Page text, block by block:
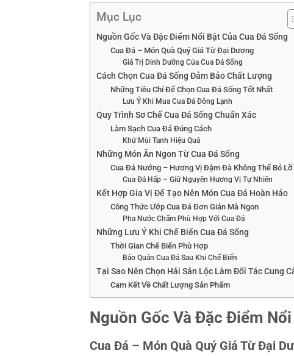
Mục Lục
Nguồn Gốc Và Đặc Điểm Nổi Bật Của Cua Đá Sống
Cua Đá – Món Quà Quý Giá Từ Đại Dương
Giá Trị Dinh Dưỡng Của Cua Đá Sống
Cách Chọn Cua Đá Sống Đảm Bảo Chất Lượng
Những Tiêu Chí Để Chọn Cua Đá Sống Tốt Nhất
Lưu Ý Khi Mua Cua Đá Đông Lạnh
Quy Trình Sơ Chế Cua Đá Sống Chuẩn Xác
Làm Sạch Cua Đá Đúng Cách
Khử Mùi Tanh Hiệu Quả
Những Món Ăn Ngon Từ Cua Đá Sống
Cua Đá Nướng – Hương Vị Đậm Đà Không Thể Bỏ Lỡ
Cua Đá Hấp – Giữ Nguyên Hương Vị Tự Nhiên
Kết Hợp Gia Vị Để Tạo Nên Món Cua Đá Hoàn Hảo
Công Thức Ướp Cua Đá Đơn Giản Mà Ngon
Pha Nước Chấm Phù Hợp Với Cua Đá
Những Lưu Ý Khi Chế Biến Cua Đá Sống
Thời Gian Chế Biến Phù Hợp
Bảo Quản Cua Đá Sau Khi Chế Biến
Tại Sao Nên Chọn Hải Sản Lộc Làm Đối Tác Cung
Cam Kết Về Chất Lượng Sản Phẩm
Nguồn Gốc Và Đặc Điểm
Cua Đá – Món Quà Quý Giá Từ Đại